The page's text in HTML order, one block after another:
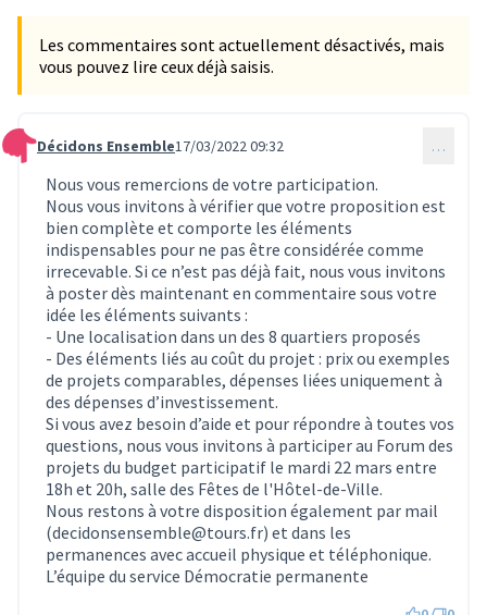
Les commentaires sont actuellement désactivés, mais
vous pouvez lire ceux déjà saisis.
Commentaire 362
Décidons Ensemble17/03/2022 09:32 …
Nous vous remercions de votre participation.
Nous vous invitons à vérifier que votre proposition est
bien complète et comporte les éléments
indispensables pour ne pas être considérée comme
irrecevable. Si ce n’est pas déjà fait, nous vous invitons
à poster dès maintenant en commentaire sous votre
idée les éléments suivants :
- Une localisation dans un des 8 quartiers proposés
- Des éléments liés au coût du projet : prix ou exemples
de projets comparables, dépenses liées uniquement à
des dépenses d’investissement.
Si vous avez besoin d’aide et pour répondre à toutes vos
questions, nous vous invitons à participer au Forum des
projets du budget participatif le mardi 22 mars entre
18h et 20h, salle des Fêtes de l'Hôtel-de-Ville.
Nous restons à votre disposition également par mail
(decidonsensemble@tours.fr) et dans les
permanences avec accueil physique et téléphonique.
L’équipe du service Démocratie permanente